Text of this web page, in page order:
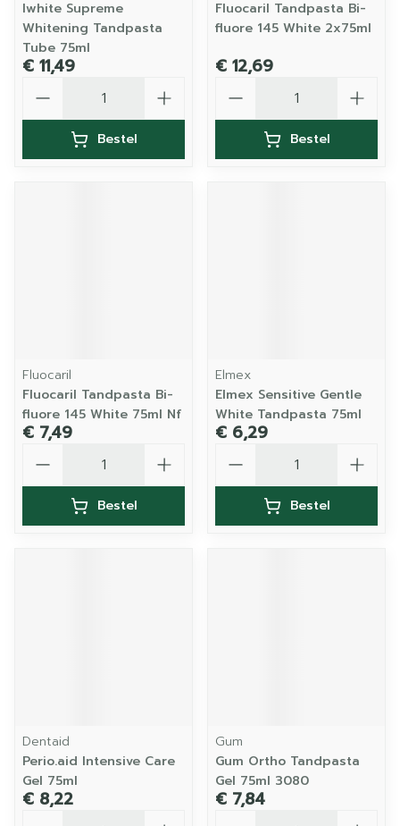
Iwhite Supreme
Whitening Tandpasta
Tube 75ml
€ 11,49
Bestel
Fluocaril Tandpasta Bi-
fluore 145 White 2x75ml
€ 12,69
Bestel
Fluocaril
Fluocaril Tandpasta Bi-
fluore 145 White 75ml Nf
€ 7,49
Bestel
Elmex
Elmex Sensitive Gentle
White Tandpasta 75ml
€ 6,29
Bestel
Dentaid
Perio.aid Intensive Care
Gel 75ml
€ 8,22
Gum
Gum Ortho Tandpasta
Gel 75ml 3080
€ 7,84